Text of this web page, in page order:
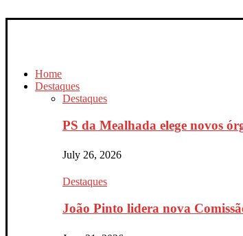
Home
Destaques
Destaques
PS da Mealhada elege novos
July 26, 2026
Destaques
João Pinto lidera nova